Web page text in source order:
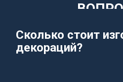
Сколько стоит
декораций?